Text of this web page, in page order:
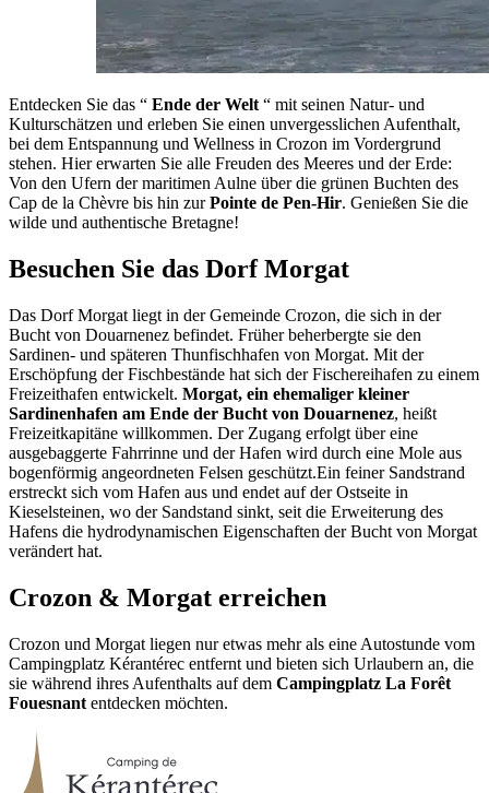
Entdecken Sie das “ Ende der Welt “ mit seinen Natur- und
Kulturschätzen und erleben Sie einen unvergesslichen Aufenthalt,
bei dem Entspannung und Wellness in Crozon im Vordergrund
stehen. Hier erwarten Sie alle Freuden des Meeres und der Erde:
Von den Ufern der maritimen Aulne über die grünen Buchten des
Cap de la Chèvre bis hin zurPointe de Pen-Hir. Genießen Sie die
wilde und authentische Bretagne!
Besuchen Sie das Dorf Morgat
Das Dorf Morgat liegt in der Gemeinde Crozon, die sich in der
Bucht von Douarnenez befindet. Früher beherbergte sie den
Sardinen- und späteren Thunfischhafen von Morgat. Mit der
Erschöpfung der Fischbestände hat sich der Fischereihafen zu einem
Freizeithafen entwickelt. Morgat, ein ehemaliger kleiner
Sardinenhafen am Ende der Bucht von Douarnenez, heißt
Freizeitkapitäne willkommen. Der Zugang erfolgt über eine
ausgebaggerte Fahrrinne und der Hafen wird durch eine Mole aus
bogenförmig angeordneten Felsen geschützt.Ein feiner Sandstrand
erstreckt sich vom Hafen aus und endet auf der Ostseite in
Kieselsteinen, wo der Sandstand sinkt, seit die Erweiterung des
Hafens die hydrodynamischen Eigenschaften der Bucht von Morgat
verändert hat.
Crozon & Morgat erreichen
Crozon und Morgat liegen nur etwas mehr als eine Autostunde vom
Campingplatz Kérantérec entfernt und bieten sich Urlaubern an, die
sie während ihres Aufenthalts auf dem Campingplatz La Forêt
Fouesnant entdecken möchten.